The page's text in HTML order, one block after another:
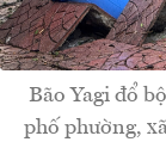
Bão Yagi đổ
phố phường,